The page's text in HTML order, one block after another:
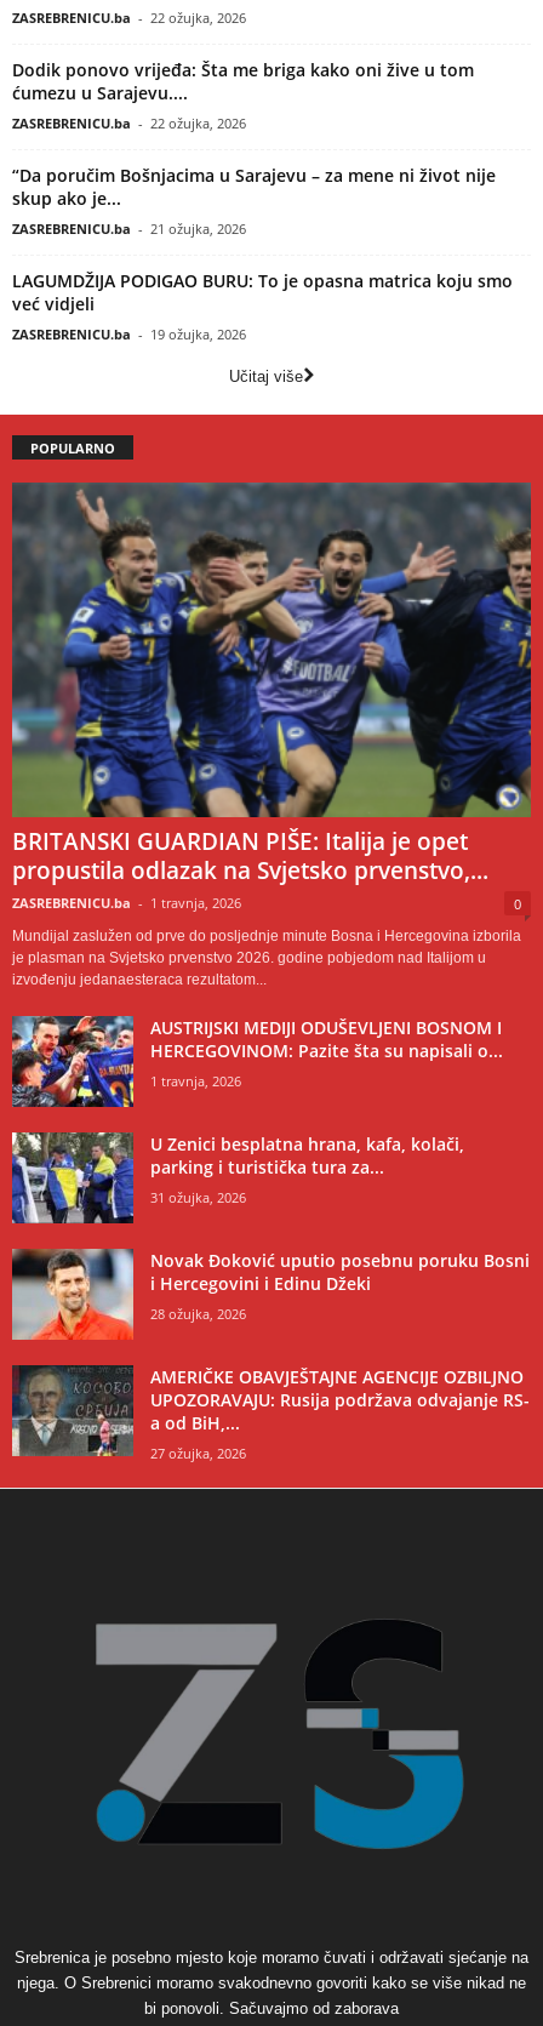
ZASREBRENICU.ba - 22 ožujka, 2026
Dodik ponovo vrijeđa: Šta me briga kako oni žive u tom
ćumezu u Sarajevu....
ZASREBRENICU.ba - 22 ožujka, 2026
“Da poručim Bošnjacima u Sarajevu – za mene ni život nije
skup ako je...
ZASREBRENICU.ba - 21 ožujka, 2026
LAGUMDŽIJA PODIGAO BURU: To je opasna matrica koju smo
već vidjeli
ZASREBRENICU.ba - 19 ožujka, 2026
Učitaj više
POPULARNO
BRITANSKI GUARDIAN PIŠE: Italija je opet
propustila odlazak na Svjetsko prvenstvo,...
ZASREBRENICU.ba - 1 travnja, 2026 0
Mundijal zaslužen od prve do posljednje minute Bosna i Hercegovina izborila
je plasman na Svjetsko prvenstvo 2026. godine pobjedom nad Italijom u
izvođenju jedanaesteraca rezultatom...
AUSTRIJSKI MEDIJI ODUŠEVLJENI BOSNOM I
HERCEGOVINOM: Pazite šta su napisali o...
1 travnja, 2026
U Zenici besplatna hrana, kafa, kolači,
parking i turistička tura za...
31 ožujka, 2026
Novak Đoković uputio posebnu poruku Bosni
i Hercegovini i Edinu Džeki
28 ožujka, 2026
AMERIČKE OBAVJEŠTAJNE AGENCIJE OZBILJNO
UPOZORAVAJU: Rusija podržava odvajanje RS-
a od BiH,...
27 ožujka, 2026
Srebrenica je posebno mjesto koje moramo čuvati i održavati sjećanje na
njega. O Srebrenici moramo svakodnevno govoriti kako se više nikad ne
bi ponovoli. Sačuvajmo od zaborava